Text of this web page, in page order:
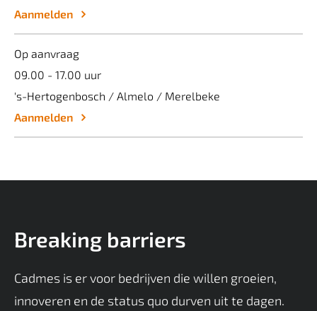
Aanmelden
Op aanvraag
09.00 - 17.00 uur
's-Hertogenbosch / Almelo / Merelbeke
Aanmelden
Breaking barriers
Cadmes is er voor bedrijven die willen groeien,
innoveren en de status quo durven uit te dagen.